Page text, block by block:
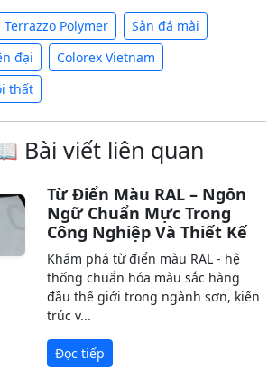
Terrazzo Polymer
Sàn đá mài
đại
Colorex Vietnam
thất
Bài viết liên quan
Từ Điển Màu RAL – Ngôn
Ngữ Chuẩn Mực Trong
Công Nghiệp Và Thiết Kế
Khám phá từ điển màu RAL - hệ
thống chuẩn hóa màu sắc hàng
đầu thế giới trong ngành sơn, kiến
trúc v...
Đọc tiếp